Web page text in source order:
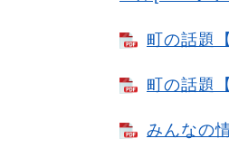
町の話題
町の話題
みんなの